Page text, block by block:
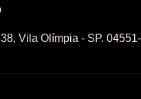
Vila Olímpia - SP.